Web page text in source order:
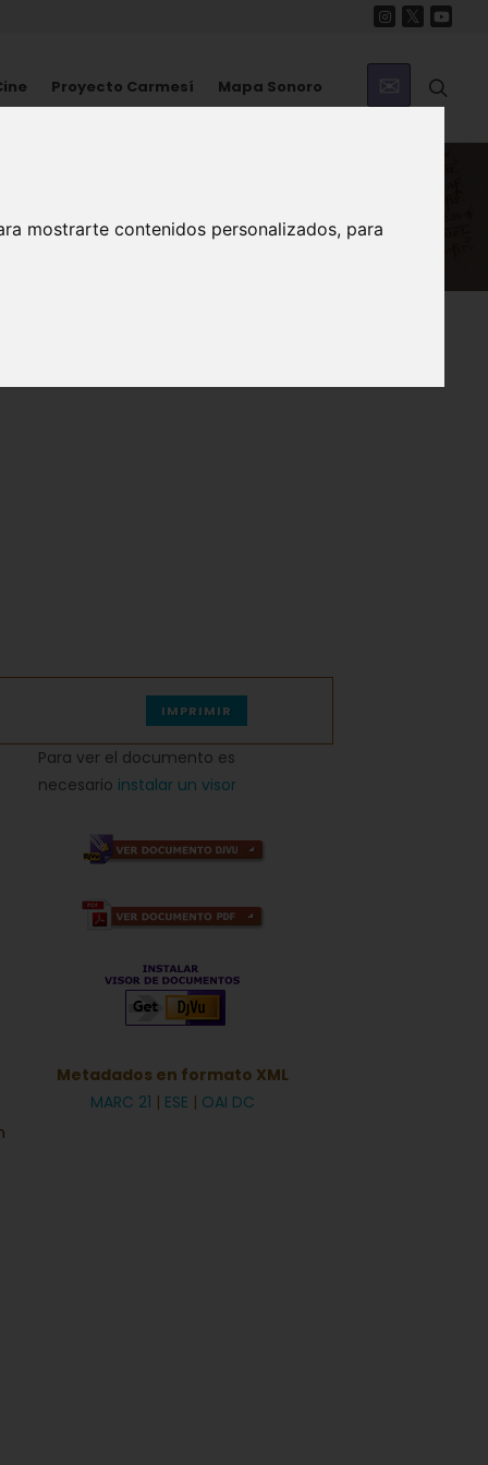
mostrarte contenidos personalizados, para
Proyecto Carmesí Mapa Sonoro
IMPRIMIR
Para ver el documento es
necesario instalar un visor
Metadados en formato XML
MARC 21 | ESE | OAI DC